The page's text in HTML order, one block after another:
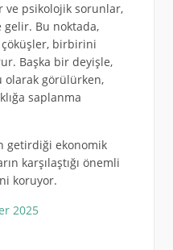
ve psikolojik sorunlar,
gelir. Bu noktada,
çöküşler, birbirini
Başka bir deyişle,
olarak görülürken,
saplanma
getirdiği ekonomik
karşılaştığı önemli
koruyor.
2025